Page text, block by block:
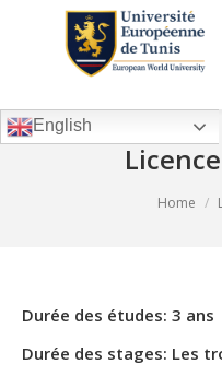
Home
Durée des études: 3 ans
Durée des stages: Les
English